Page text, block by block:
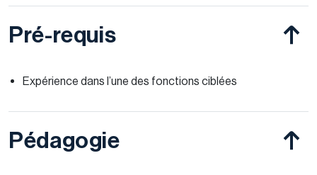
Pré-requis
Expérience dans l’une des fonctions ciblées
Pédagogie